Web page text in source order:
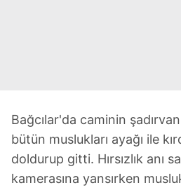
Bağcılar'da caminin
bütün muslukları ayağı ile
doldurup gitti. Hırsızlık anı
kamerasına yansırken